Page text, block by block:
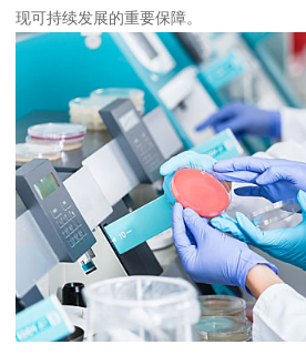
现可持续发展的重要保障。